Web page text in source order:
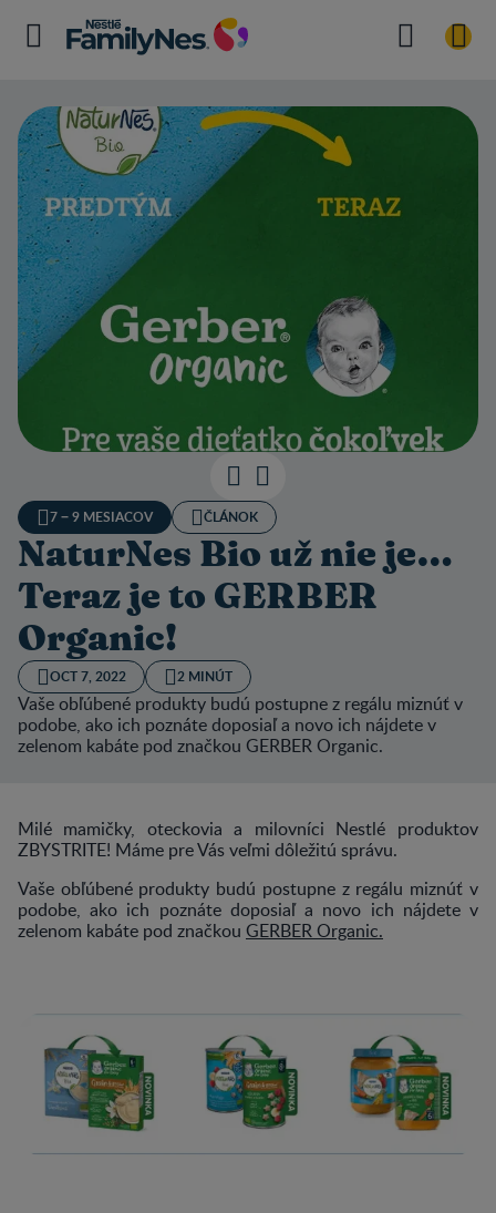
7 − 9 MESIACOV ČLÁNOK
NaturNes Bio už nie je…
Teraz je to GERBER
Organic!
OCT 7, 2022 2 MINÚT
Vaše obľúbené produkty budú postupne z regálu miznúť v
podobe, ako ich poznáte doposiaľ a novo ich nájdete v
zelenom kabáte pod značkou GERBER Organic.
Milé mamičky, oteckovia a milovníci Nestlé produktov
ZBYSTRITE! Máme pre Vás veľmi dôležitú správu.
Vaše obľúbené produkty budú postupne z regálu miznúť v
podobe, ako ich poznáte doposiaľ a novo ich nájdete v
zelenom kabáte pod značkou GERBER Organic.